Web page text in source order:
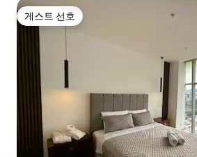
게스트 선호
게스트 선호